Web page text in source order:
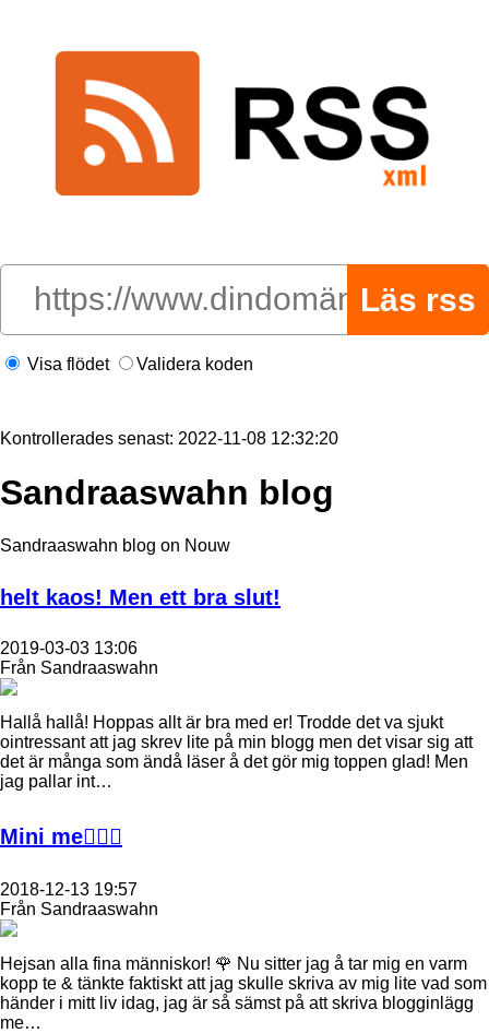
Visa flödet Validera koden
Kontrollerades senast: 2022-11-08 12:32:20
Sandraaswahn blog
Sandraaswahn blog on Nouw
helt kaos! Men ett bra slut!
2019-03-03 13:06
Från Sandraaswahn
Hallå hallå! Hoppas allt är bra med er! Trodde det va sjukt
ointressant att jag skrev lite på min blogg men det visar sig att
det är många som ändå läser å det gör mig toppen glad! Men
jag pallar int…
Mini me🙋🏼‍♀️
2018-12-13 19:57
Från Sandraaswahn
Hejsan alla fina människor! 🌹 Nu sitter jag å tar mig en varm
kopp te & tänkte faktiskt att jag skulle skriva av mig lite vad som
händer i mitt liv idag, jag är så sämst på att skriva blogginlägg
me…